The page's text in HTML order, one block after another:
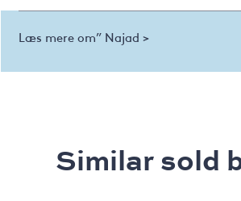
Læs mere om” Najad >
Similar sold